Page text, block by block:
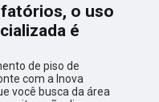
o uso
é
de piso de
com a Inova
você busca da área